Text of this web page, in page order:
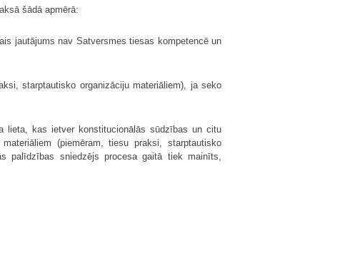
šādā apmērā:
jautājums nav Satversmes tiesas kompetencē un
starptautisko organizāciju materiāliem), ja seko
lieta, kas ietver konstitucionālās sūdzības un citu
(piemēram, tiesu praksi, starptautisko
palīdzības sniedzējs procesa gaitā tiek mainīts,